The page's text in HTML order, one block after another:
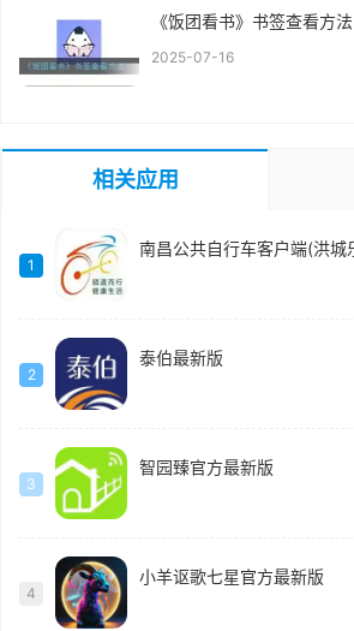
《饭团看书》书签查看方法
2025-07-16
相关应用
1
2
泰伯最新版
3
智园臻官方最新版
4
小羊讴歌七星官方最新版